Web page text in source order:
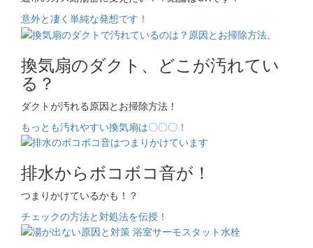
意外と凄く単純な発想です！
換気扇のダクト、どこが汚れてい
る？
ダクトが汚れる原因とお掃除方法！
もっとも汚れやすい換気扇は〇〇〇！
排水からボコボコ音が！
つまりかけているかも！？
チェックの方法と対処法を伝授！